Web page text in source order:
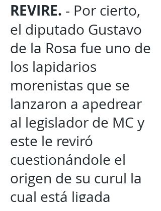
REVIRE. - Por cierto,
el diputado Gustavo
de la Rosa fue uno de
los lapidarios
morenistas que se
lanzaron a apedrear
al legislador de MC y
este le reviró
cuestionándole el
origen de su curul la
cual está ligada